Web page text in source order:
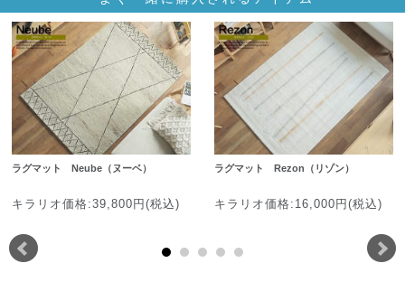
ラグマット Neube（ヌーベ）
キラリオ価格:39,800円(税込)
ラグマット Rezon（リゾン）
キラリオ価格:16,000円(税込)